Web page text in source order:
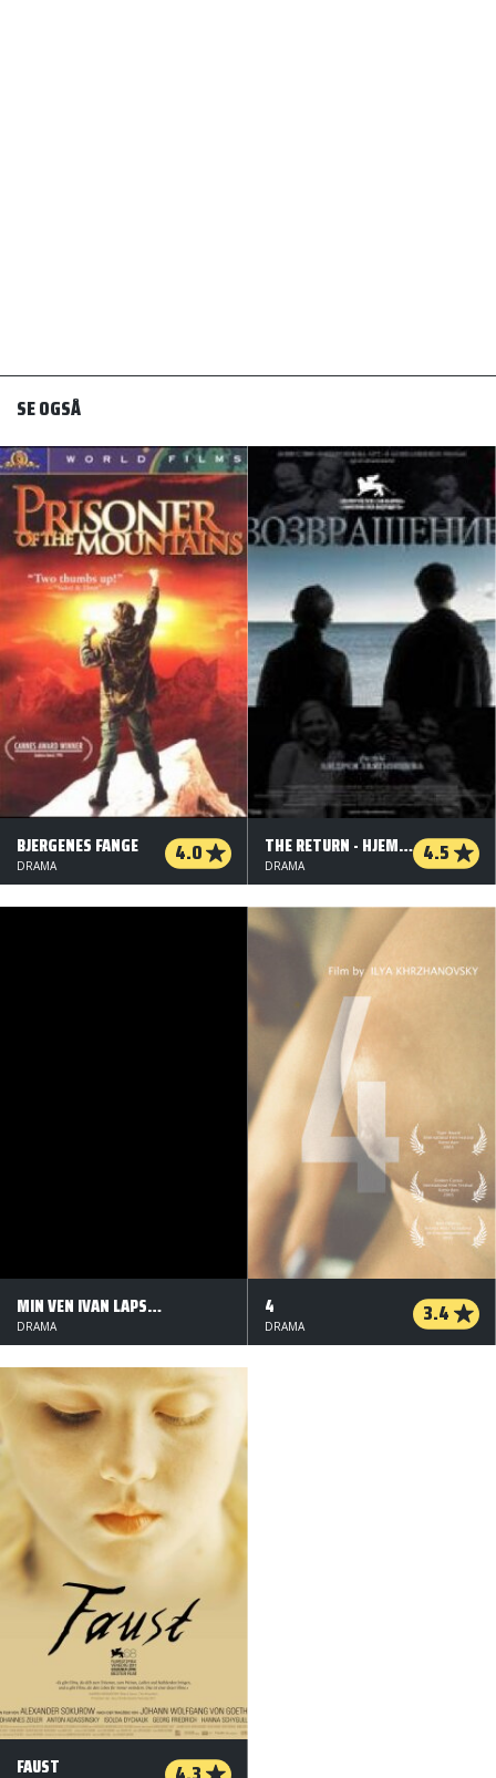
SE OGSÅ
BJERGENES FANGE 4.0
DRAMA
THE RETURN - HJEMKOMSTEN 4.5
DRAMA
MIN VEN IVAN LAPSHIN
DRAMA
4 3.4
DRAMA
FAUST